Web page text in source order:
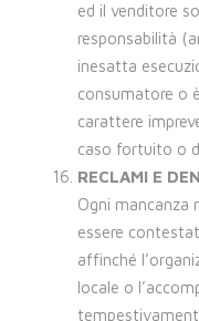
ed il venditore
responsabilità
inesatta
consumatore o
carattere
caso fortuito o
RECLAMI E
Ogni mancanza
essere
affinché
locale o